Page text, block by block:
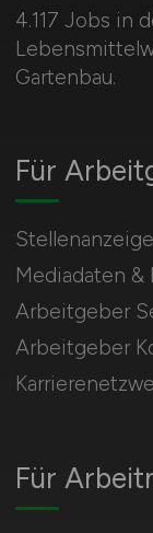
4.117 Jobs in
Gartenbau.
Für
Für
Mediadaten
Arbeitgeber
Arbeitgeber